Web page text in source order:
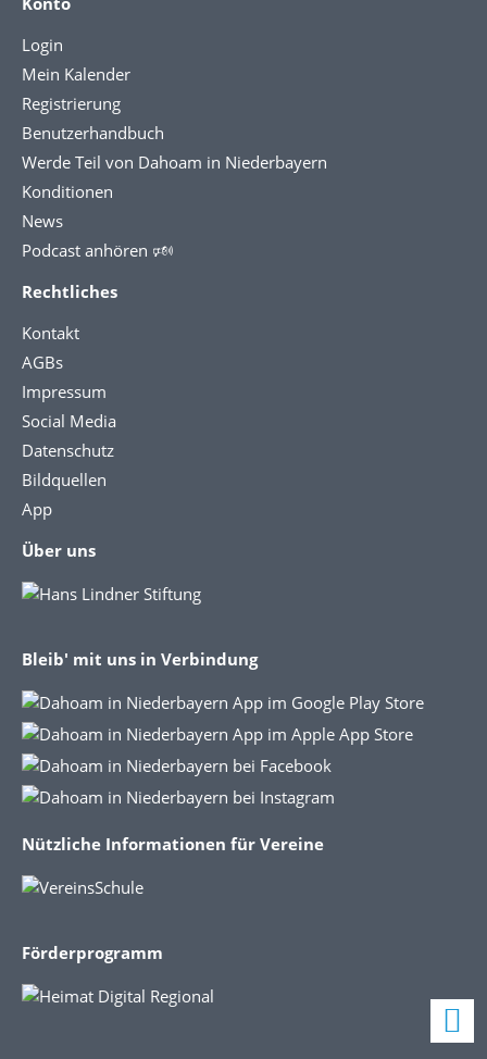
Login
Mein Kalender
Registrierung
Benutzerhandbuch
Werde Teil von Dahoam in Niederbayern
Konditionen
News
Podcast anhören 🕬
Rechtliches
Kontakt
AGBs
Impressum
Social Media
Datenschutz
Bildquellen
App
Über uns
Bleib' mit uns in Verbindung
Nützliche Informationen für Vereine
Förderprogramm